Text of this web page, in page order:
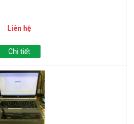
Liên hệ
Chi tiết